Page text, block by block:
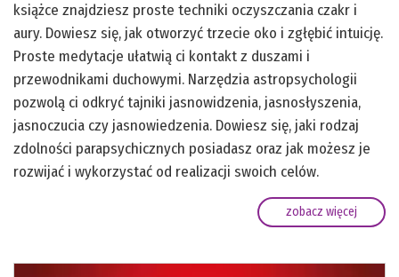
książce znajdziesz proste techniki oczyszczania czakr i
aury. Dowiesz się, jak otworzyć trzecie oko i zgłębić intuicję.
Proste medytacje ułatwią ci kontakt z duszami i
przewodnikami duchowymi. Narzędzia astropsychologii
pozwolą ci odkryć tajniki jasnowidzenia, jasnosłyszenia,
jasnoczucia czy jasnowiedzenia. Dowiesz się, jaki rodzaj
zdolności parapsychicznych posiadasz oraz jak możesz je
rozwijać i wykorzystać od realizacji swoich celów.
zobacz więcej